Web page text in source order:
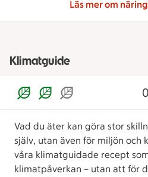
Läs mer om
Klimatguide
Vad du äter kan göra stor
själv, utan även för miljön och
våra klimatguidade recept
klimatpåverkan – utan att för